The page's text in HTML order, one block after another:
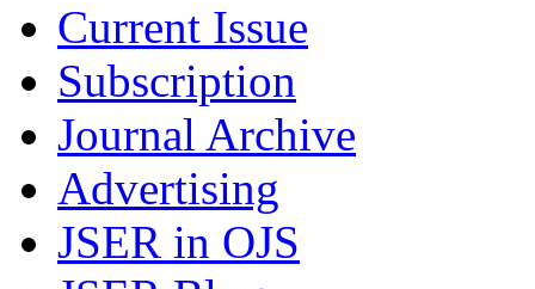
Current Issue
Subscription
Journal Archive
Advertising
JSER in OJS